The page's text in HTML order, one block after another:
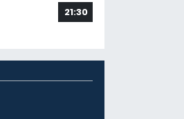
21:30